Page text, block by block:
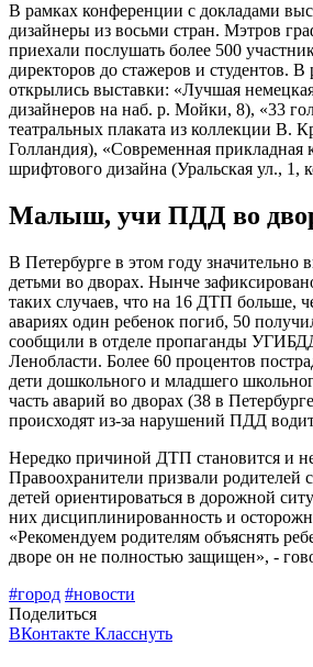
В рамках конференции с докладами
дизайнеры из восьми стран. Мэтров
приехали послушать более 500
директоров до стажеров и студентов. В
открылись выставки: «Лучшая
дизайнеров на наб. р. Мойки, 8), «33
театральных плаката из коллекции В.
Голландия), «Современная прикладная
шрифтового дизайна (Уральская ул., 1,
Малыш, учи ПДД во
В Петербурге в этом году
детьми во дворах. Нынче
таких случаев, что на 16 ДТП больше,
авариях один ребенок погиб, 50
сообщили в отделе пропаганды
Ленобласти. Более 60 процентов
дети дошкольного и младшего
часть аварий во дворах (38 в
происходят из-за нарушений ПДД
Нередко причиной ДТП становится и
Правоохранители призвали родителей
детей ориентироваться в дорожной
них дисциплинированность и
«Рекомендуем родителям объяснять
дворе он не полностью защищен», -
#город #новости
Поделиться
ВКонтакте Класснуть